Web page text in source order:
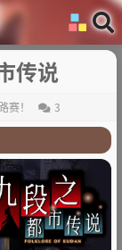
传说
赛！ 3